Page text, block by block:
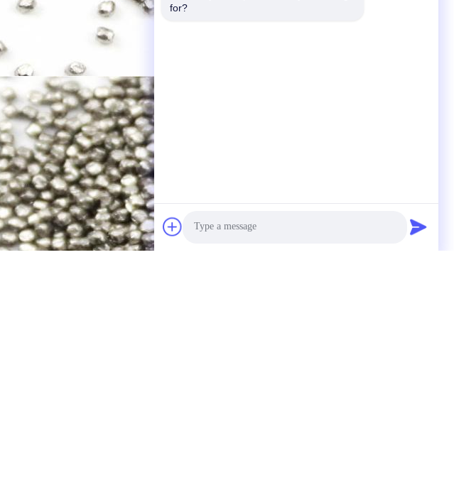
for?